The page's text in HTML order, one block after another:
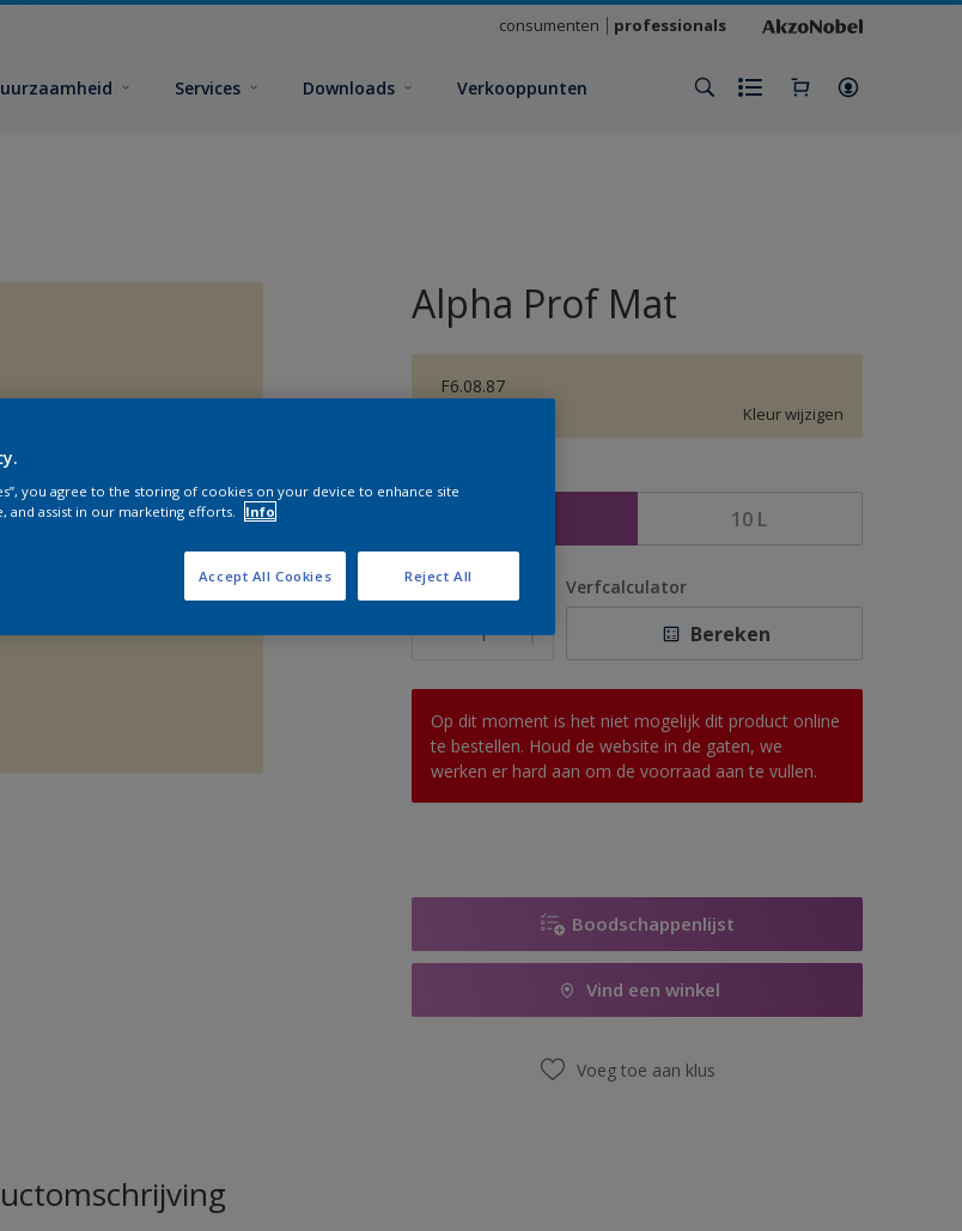
consumenten professionals
Services Downloads Verkooppunten
Alpha Prof Mat
F6.08.87
Kleur wijzigen
10 L
Aantal Verfcalculator
Bereken
Op dit moment is het niet mogelijk dit product online
te bestellen. Houd de website in de gaten, we
werken er hard aan om de voorraad aan te vullen.
Boodschappenlijst
Vind een winkel
Voeg toe aan klus
you agree to the storing of cookies on your device to enhance site
and assist in our marketing efforts.
Info
Reject All
Accept All Cookies